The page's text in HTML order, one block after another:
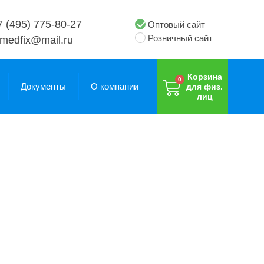
(495) 775-80-27
medfix@mail.ru
Оптовый сайт
Розничный сайт
Документы О компании
Корзина
для физ.
лиц